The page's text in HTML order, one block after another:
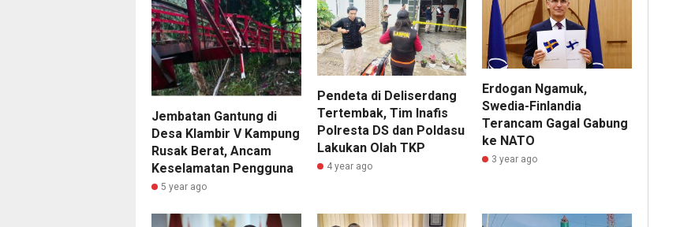
Jembatan Gantung di
Desa Klambir V Kampung
Rusak Berat, Ancam
Keselamatan Pengguna
5 year ago
Pendeta di Deliserdang
Tertembak, Tim Inafis
Polresta DS dan Poldasu
Lakukan Olah TKP
4 year ago
Erdogan Ngamuk,
Swedia-Finlandia
Terancam Gagal Gabung
ke NATO
3 year ago